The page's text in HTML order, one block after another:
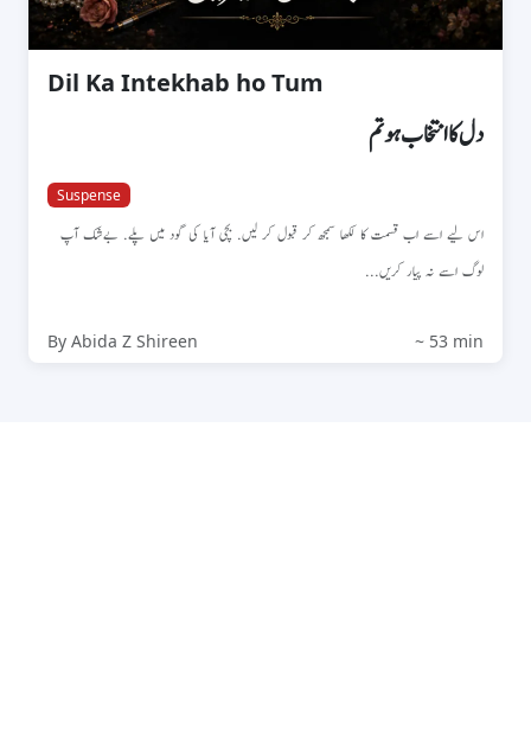
Dil Ka Intekhab ho Tum
دل کا انتخاب ہو تم
Suspense
اس لیے اسے اب قسمت کا لکھا سمجھ کر قبول کر لیں. بچی آیا کی گود میں پلے. بےشک آپ
لوگ اسے نہ پیار کریں...
By Abida Z Shireen ~ 53 min